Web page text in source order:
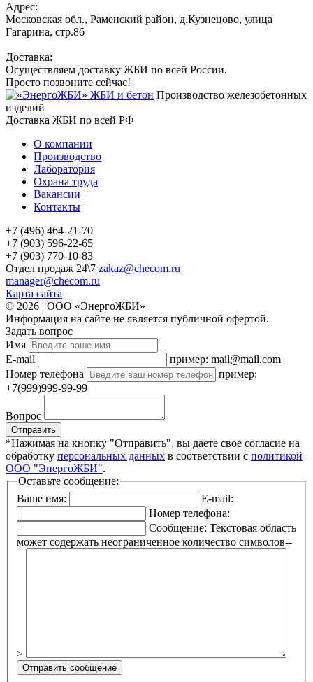
Адрес:
Московская обл., Раменский район, д.Кузнецово, улица
Гагарина, стр.86
Доставка:
Осуществляем доставку ЖБИ по всей России.
Просто позвоните сейчас!
Производство железобетонных
изделий
Доставка ЖБИ по всей РФ
О компании
Производство
Лаборатория
Охрана труда
Вакансии
Контакты
+7 (496) 464-21-70
+7 (903) 596-22-65
+7 (903) 770-10-83
Отдел продаж 24\7 zakaz@checom.ru
manager@checom.ru
Карта сайта
© 2026 | ООО «ЭнергоЖБИ»
Информация на сайте не является публичной офертой.
Задать вопрос
Имя
E-mail
пример: mail@mail.com
Номер телефона
пример:
+7(999)999-99-99
Вопрос
Отправить
*Нажимая на кнопку "Отправить", вы даете свое согласие на
обработку персональных данных в соответствии с политикой
ООО "ЭнергоЖБИ".
Оставьте сообщение:
Ваше имя:
E-mail:
Номер телефона:
Сообщение: Текстовая область
может содержать неограниченное количество символов--
>